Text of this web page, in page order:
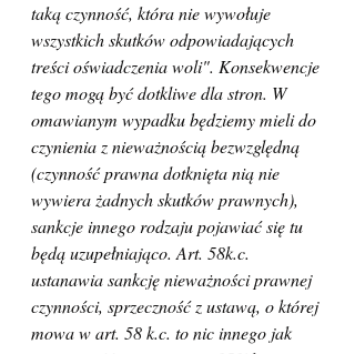
taką czynność, która nie wywołuje
wszystkich skutków odpowiadających
treści oświadczenia woli". Konsekwencje
tego mogą być dotkliwe dla stron. W
omawianym wypadku będziemy mieli do
czynienia z nieważnością bezwzględną
(czynność prawna dotknięta nią nie
wywiera żadnych skutków prawnych),
sankcje innego rodzaju pojawiać się tu
będą uzupełniająco. Art. 58k.c.
ustanawia sankcję nieważności prawnej
czynności, sprzeczność z ustawą, o której
mowa w art. 58 k.c. to nic innego jak